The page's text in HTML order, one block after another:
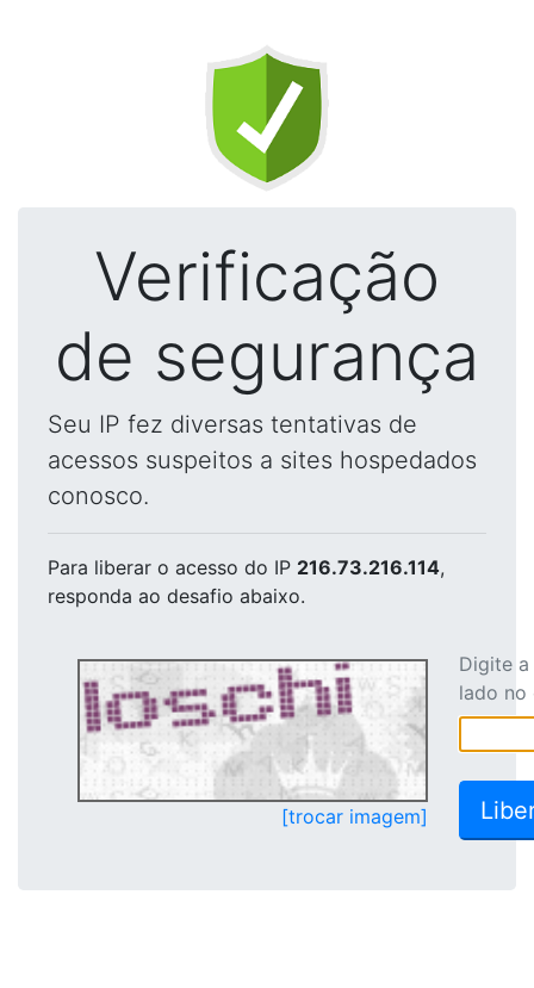
Verificação
de segurança
Seu IP fez diversas tentativas de
acessos suspeitos a sites hospedados
conosco.
Para liberar o acesso do IP 216.73.216.114,
responda ao desafio abaixo.
[trocar imagem]
Digite
lado no